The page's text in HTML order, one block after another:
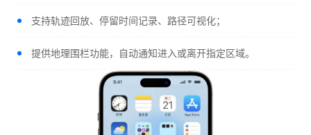
支持轨迹回放、停留时间记录、路径可视化；
提供地理围栏功能，自动通知进入或离开指定区域。